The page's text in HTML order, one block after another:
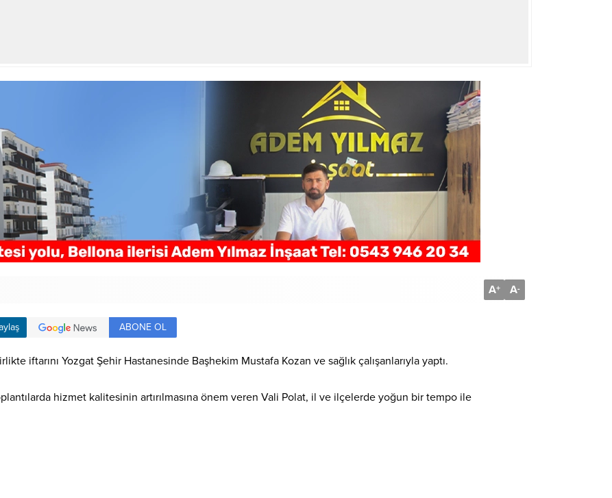
A+ A-
ABONE OL
iftarını Yozgat Şehir Hastanesinde Başhekim Mustafa Kozan ve sağlık çalışanlarıyla yaptı.
hizmet kalitesinin artırılmasına önem veren Vali Polat, il ve ilçelerde yoğun bir tempo ile